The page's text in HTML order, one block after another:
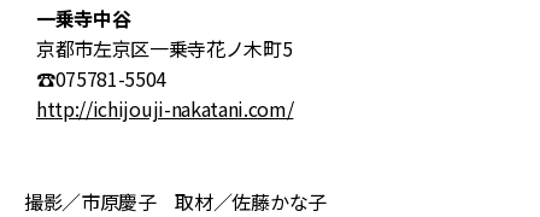
一乗寺中谷
京都市左京区一乗寺花ノ木町5
☎075781-5504
http://ichijouji-nakatani.com/
撮影／市原慶子 取材／佐藤かな子